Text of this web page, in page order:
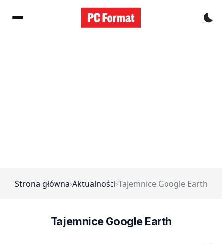
Strona główna›Aktualności›Tajemnice Google Earth
Tajemnice Google Earth